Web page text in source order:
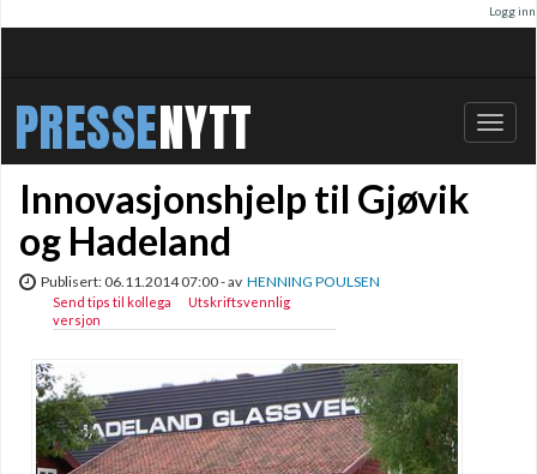
Logg inn
PRESSENYTT
Bytt
Innovasjonshjelp til Gjøvik
og Hadeland
Publisert: 06.11.2014 07:00 - av HENNING POULSEN
Send tips til kollega
Utskriftsvennlig
versjon